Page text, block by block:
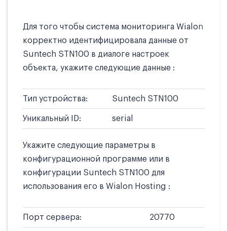
Для того чтобы система мониторинга Wialon
корректно идентифицировала данные от
Suntech STN100 в диалоге настроек
объекта, укажите следующие данные :
Тип устройства: Suntech STN100
Уникальный ID: serial
Укажите следующие параметры в
конфигурационной программе или в
конфигурации Suntech STN100 для
использования его в Wialon Hosting :
Порт сервера: 20770